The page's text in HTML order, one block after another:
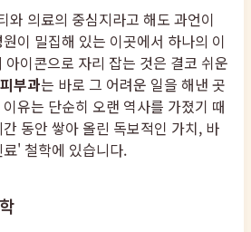
와 의료의 중심지라고 해도 과언이
이 밀집해 있는 이곳에서 하나의 이
이콘으로 자리 잡는 것은 결코 쉬운
부과는 바로 그 어려운 일을 해낸 곳
유는 단순히 오랜 역사를 가졌기 때
동안 쌓아 올린 독보적인 가치, 바
' 철학에 있습니다.